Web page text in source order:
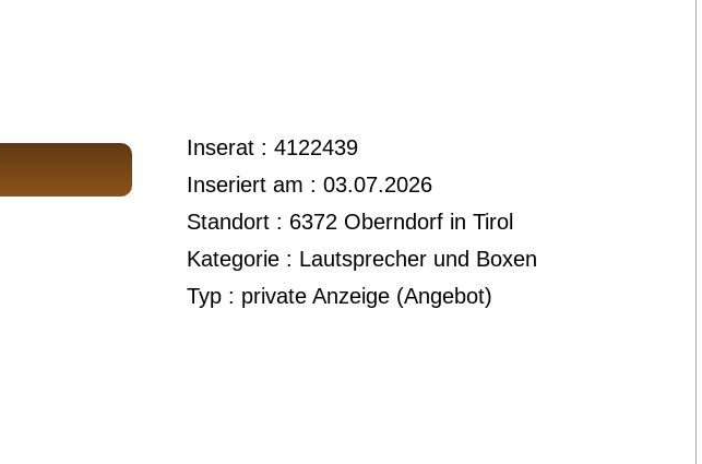
Inserat : 4122439
Inseriert am : 03.07.2026
Standort : 6372 Oberndorf in Tirol
Kategorie : Lautsprecher und Boxen
Typ : private Anzeige (Angebot)